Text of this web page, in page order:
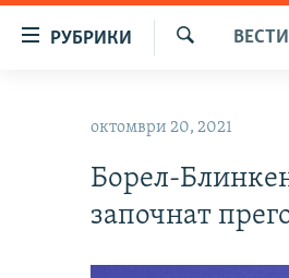
РУБРИКИ
ВИЗУЕЛНО
ВЕСТИ
октомври 20, 2021
Борел-
започнат